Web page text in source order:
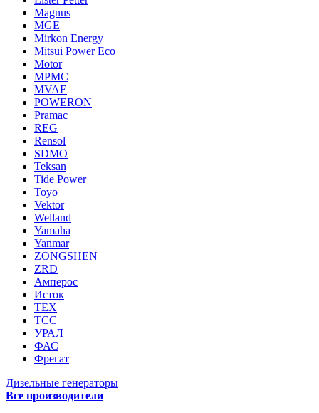
Magnus
MGE
Mirkon Energy
Mitsui Power Eco
Motor
MPMC
MVAE
POWERON
Pramac
REG
Rensol
SDMO
Teksan
Tide Power
Toyo
Vektor
Welland
Yamaha
Yanmar
ZONGSHEN
ZRD
Амперос
Исток
ТЕХ
ТСС
УРАЛ
ФАС
Фрегат
Дизельные генераторы
Все производители